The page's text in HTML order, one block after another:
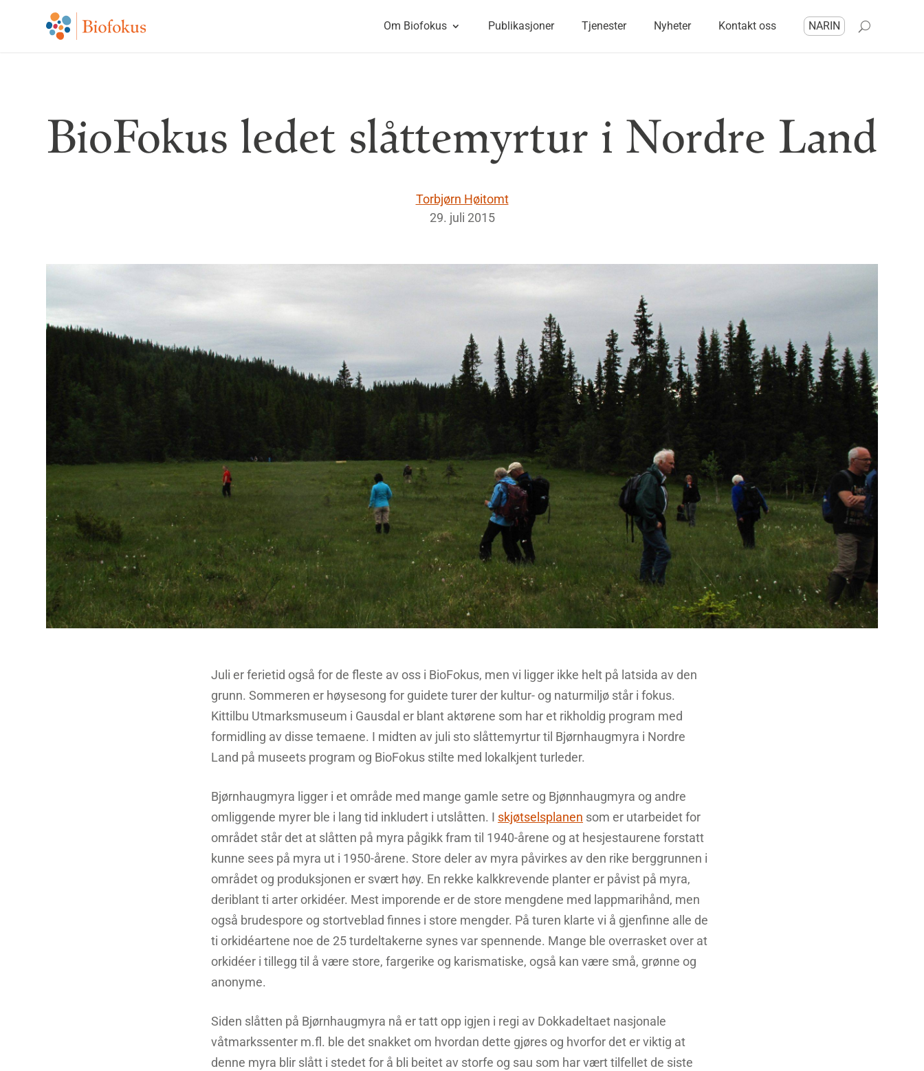
Om Biofokus Publikasjoner Tjenester Nyheter Kontakt oss NARIN
BioFokus ledet slåttemyrtur i Nordre Land
Torbjørn Høitomt
29. juli 2015
Juli er ferietid også for de fleste av oss i BioFokus, men vi ligger ikke helt på latsida av den
grunn. Sommeren er høysesong for guidete turer der kultur- og naturmiljø står i fokus.
Kittilbu Utmarksmuseum i Gausdal er blant aktørene som har et rikholdig program med
formidling av disse temaene. I midten av juli sto slåttemyrtur til Bjørnhaugmyra i Nordre
Land på museets program og BioFokus stilte med lokalkjent turleder.
Bjørnhaugmyra ligger i et område med mange gamle setre og Bjønnhaugmyra og andre
omliggende myrer ble i lang tid inkludert i utslåtten. I skjøtselsplanen som er utarbeidet for
området står det at slåtten på myra pågikk fram til 1940-årene og at hesjestaurene forstatt
kunne sees på myra ut i 1950-årene. Store deler av myra påvirkes av den rike berggrunnen i
området og produksjonen er svært høy. En rekke kalkkrevende planter er påvist på myra,
deriblant ti arter orkidéer. Mest imporende er de store mengdene med lappmarihånd, men
også brudespore og stortveblad finnes i store mengder. På turen klarte vi å gjenfinne alle de
ti orkidéartene noe de 25 turdeltakerne synes var spennende. Mange ble overrasket over at
orkidéer i tillegg til å være store, fargerike og karismatiske, også kan være små, grønne og
anonyme.
Siden slåtten på Bjørnhaugmyra nå er tatt opp igjen i regi av Dokkadeltaet nasjonale
våtmarkssenter m.fl. ble det snakket om hvordan dette gjøres og hvorfor det er viktig at
denne myra blir slått i stedet for å bli beitet av storfe og sau som har vært tilfellet de siste